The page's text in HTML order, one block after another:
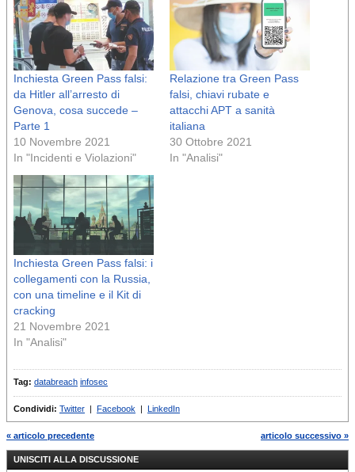
Inchiesta Green Pass falsi:
da Hitler all’arresto di
Genova, cosa succede –
Parte 1
10 Novembre 2021
In "Incidenti e Violazioni"
Relazione tra Green Pass
falsi, chiavi rubate e
attacchi APT a sanità
italiana
30 Ottobre 2021
In "Analisi"
Inchiesta Green Pass falsi: i
collegamenti con la Russia,
con una timeline e il Kit di
cracking
21 Novembre 2021
In "Analisi"
Tag: databreach infosec
Condividi: Twitter | Facebook | LinkedIn
« articolo precedente articolo successivo »
UNISCITI ALLA DISCUSSIONE